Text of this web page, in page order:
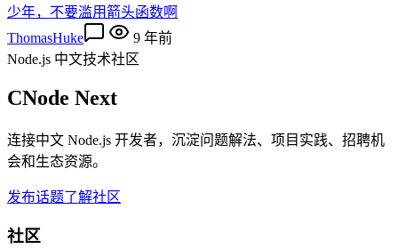
少年，不要滥用箭头函数啊
ThomasHuke
9 年前
Node.js 中文技术社区
CNode Next
连接中文 Node.js 开发者，沉淀问题解法、项目实践、招聘机
会和生态资源。
发布话题了解社区
社区